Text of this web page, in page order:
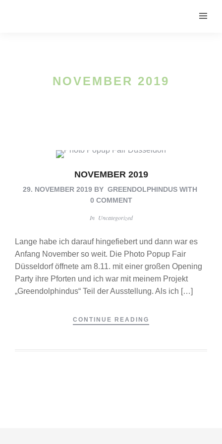
NOVEMBER 2019
NOVEMBER 2019
29. NOVEMBER 2019 BY GREENDOLPHINDUS WITH
0 COMMENT
In Uncategorized
Lange habe ich darauf hingefiebert und dann war es
Anfang November so weit. Die Photo Popup Fair
Düsseldorf öffnete am 8.11. mit einer großen Opening
Party ihre Pforten und ich war mit meinem Projekt
„Greendolphindus“ Teil der Ausstellung. Als ich […]
CONTINUE READING